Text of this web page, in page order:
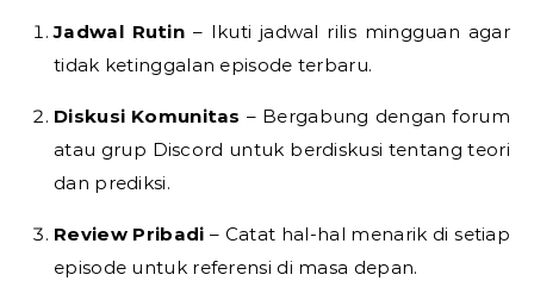
Jadwal Rutin – Ikuti jadwal rilis mingguan agar
tidak ketinggalan episode terbaru.
Diskusi Komunitas – Bergabung dengan forum
atau grup Discord untuk berdiskusi tentang teori
dan prediksi.
Review Pribadi – Catat hal-hal menarik di setiap
episode untuk referensi di masa depan.